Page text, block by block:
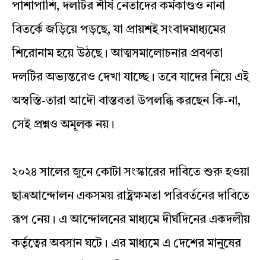
পাশাপাশি, দলটির শীর্ষ নেতাদের কর্মকাণ্ডও নানা
বিতর্কে জড়িয়ে পড়ছে, যা প্রায়শই সংবাদমাধ্যমের
শিরোনাম হয়ে উঠছে। আত্মসমালোচনার প্রবণতা
দলটির অভ্যন্তরেও দেখা যাচ্ছে। তবে যাদের নিয়ে এই
অস্বস্তি-তারা আদৌ বাস্তবতা উপলব্ধি করছেন কি-না,
সেই প্রশ্নও অমূলক নয়।
২০২৪ সালের জুনে কোটা সংস্কারের দাবিতে শুরু হওয়া
ছাত্রআন্দোলন একসময় রাষ্ট্রক্ষমতা পরিবর্তনের দাবিতে
রূপ নেয়। এ আন্দোলনের মাধ্যমে দীর্ঘদিনের একদলীয়
কর্তৃত্বের অবসান ঘটে। এর মাধ্যমে এ দেশের মানুষের